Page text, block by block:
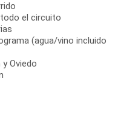
el circuito
(agua/vino incluido
Oviedo